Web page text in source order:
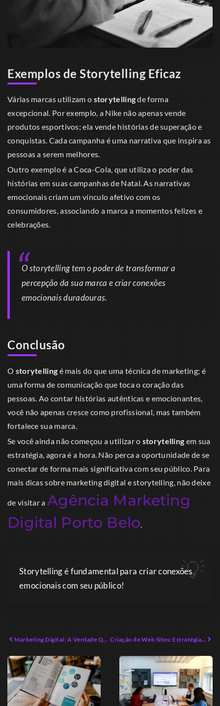
Exemplos de Storytelling Eficaz
Várias marcas utilizam o storytellingde forma
excepcional. Por exemplo, a Nike não apenas vende
produtos esportivos; ela vende histórias de superação e
conquistas. Cada campanha é uma narrativa que inspira as
pessoas a serem melhores.
Outro exemplo é a Coca-Cola, que utiliza o poder das
histórias em suas campanhas de Natal. As narrativas
emocionais criam um vínculo afetivo com os
consumidores, associando a marca a momentos felizes e
celebrações.
O storytelling tem o poder de transformar a
percepção da sua marca e criar conexões
emocionais duradouras.
Conclusão
O storytelling é mais do que uma técnica de marketing; é
uma forma de comunicação que toca o coração das
pessoas. Ao contar histórias autênticas e emocionantes,
você não apenas cresce como profissional, mas também
fortalece sua marca.
Se você ainda não começou a utilizar o storytelling em sua
estratégia, agora é a hora. Não perca a oportunidade de se
conectar de forma mais significativa com seu público. Para
mais dicas sobre marketing digital e storytelling, não deixe
de visitar a Agência Marketing
Digital Porto Belo
Storytelling é fundamental para criar conexões
emocionais com seu público!
Marketing Digital: A Verdade Que Ninguém Revela Criação de Web Sites: Estratégias Práticas para Empreendedores Modernos